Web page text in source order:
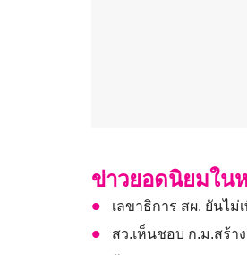
ข่าวยอดนิยมใน
เลขาธิการ สผ. ยันไ
สว.เห็นชอบ ก.ม.สร้า